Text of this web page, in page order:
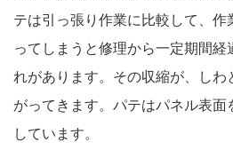
テは引っ張り作業に比較して、作
ってしまうと修理から一定期間
れがあります。その収縮が、しわ
がってきます。パテはパネル表面
しています。